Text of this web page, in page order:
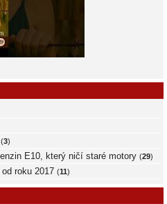
(3)
E10, který ničí staré motory (29)
roku 2017 (11)